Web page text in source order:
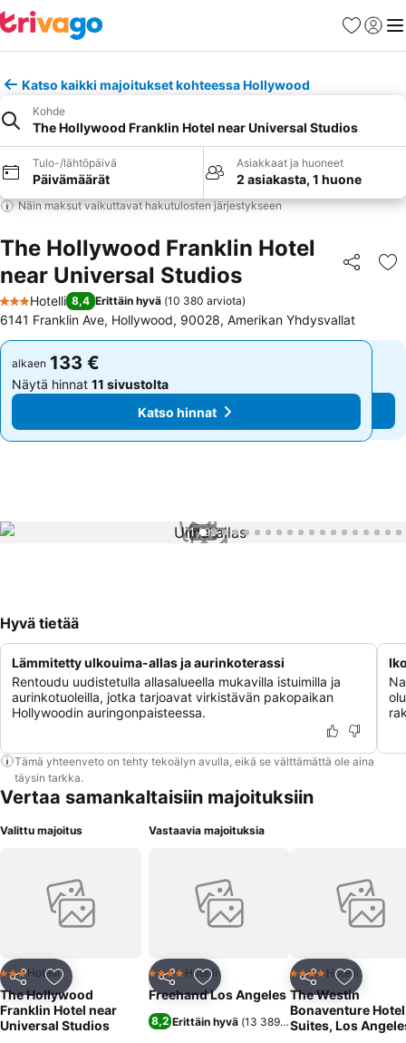
Suosikit
Katso kaikki majoitukset kohteessa Hollywood
Kohde
The Hollywood Franklin Hotel near Universal Studios
Tulo-/lähtöpäivä
Päivämäärät
Asiakkaat ja huoneet
2 asiakasta, 1 huone
Näin maksut vaikuttavat hakutulosten järjestykseen
The Hollywood Franklin Hotel
near Universal Studios
Jaa
3 Tähtiluokitus
Hotelli 8,4 Erittäin hyvä (10 380 arviota)
6141 Franklin Ave, Hollywood, 90028, Amerikan Yhdysvallat
alkaen 133 €
Näytä hinnat 11 sivustolta
Katso hinnat
alkaen 133 €
Näytä hinnat 11 sivustolta
Katso hinnat
1 / 99
Hyvä tietää
Lämmitetty ulkouima-allas ja aurinkoterassi
Rentoudu uudistetulla allasalueella mukavilla istuimilla ja
aurinkotuoleilla, jotka tarjoavat virkistävän pakopaikan
Hollywoodin auringonpaisteessa.
Tämä yhteenveto on tehty tekoälyn avulla, eikä se välttämättä ole aina
täysin tarkka.
Vertaa samankaltaisiin majoituksiin
Valittu majoitus
Jaa Lisää suosikkeihin
3 Tähtiluokitus
Hotelli
The Hollywood
Franklin Hotel near
Universal Studios
Vastaavia majoituksia
Jaa Lisää suosikkeihin
4 Tähtiluokitus
Hotelli
Freehand Los Angeles
8,2 Erittäin hyvä (13 389 arviota)
Jaa Lisää
4 Tähtiluokitus
Hotelli
The Westin
Bonaventure Hotel
Suites, Los